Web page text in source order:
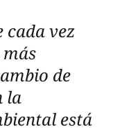
cada vez
de
la
está